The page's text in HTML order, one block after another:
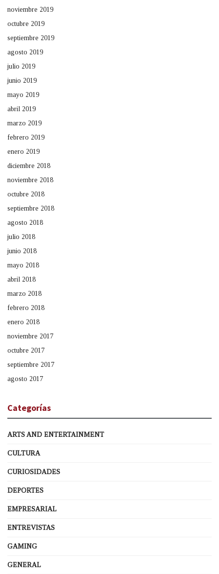
noviembre 2019
octubre 2019
septiembre 2019
agosto 2019
julio 2019
junio 2019
mayo 2019
abril 2019
marzo 2019
febrero 2019
enero 2019
diciembre 2018
noviembre 2018
octubre 2018
septiembre 2018
agosto 2018
julio 2018
junio 2018
mayo 2018
abril 2018
marzo 2018
febrero 2018
enero 2018
noviembre 2017
octubre 2017
septiembre 2017
agosto 2017
Categorías
ARTS AND ENTERTAINMENT
CULTURA
CURIOSIDADES
DEPORTES
EMPRESARIAL
ENTREVISTAS
GAMING
GENERAL